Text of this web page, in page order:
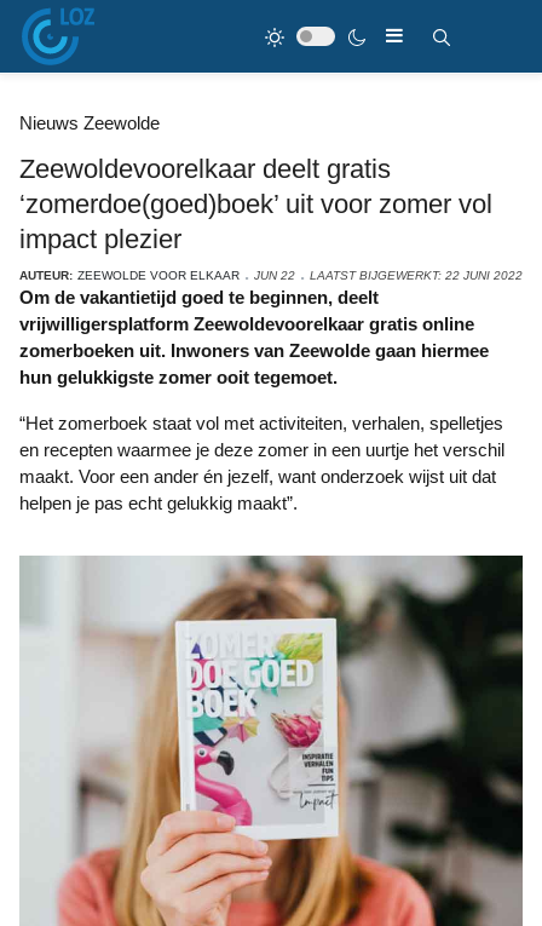
Nieuws Zeewolde
Zeewoldevoorelkaar deelt gratis
‘zomerdoe(goed)boek’ uit voor zomer vol
impact plezier
AUTEUR: ZEEWOLDE VOOR ELKAAR JUN 22 LAATST BIJGEWERKT: 22 JUNI 2022
Om de vakantietijd goed te beginnen, deelt
vrijwilligersplatform Zeewoldevoorelkaar gratis online
zomerboeken uit. Inwoners van Zeewolde gaan hiermee
hun gelukkigste zomer ooit tegemoet.
“Het zomerboek staat vol met activiteiten, verhalen, spelletjes
en recepten waarmee je deze zomer in een uurtje het verschil
maakt. Voor een ander én jezelf, want onderzoek wijst uit dat
helpen je pas echt gelukkig maakt”.